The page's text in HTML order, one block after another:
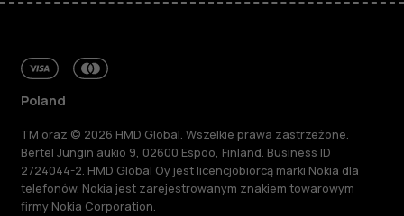
Poland
TM oraz © 2026 HMD Global. Wszelkie prawa zastrzeżone.
Bertel Jungin aukio 9, 02600 Espoo, Finland. Business ID
2724044-2. HMD Global Oy jest licencjobiorcą marki Nokia dla
telefonów. Nokia jest zarejestrowanym znakiem towarowym
firmy Nokia Corporation.